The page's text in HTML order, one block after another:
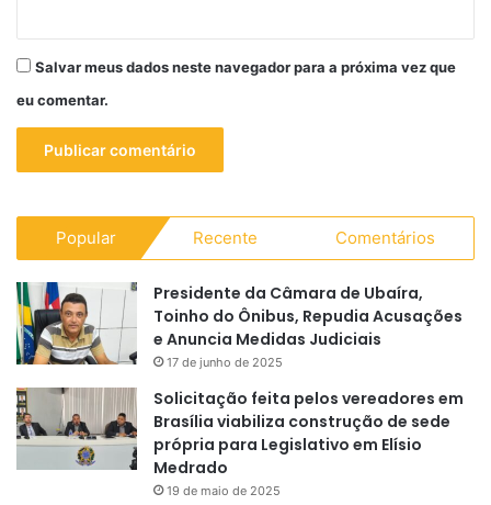
Salvar meus dados neste navegador para a próxima vez que
eu comentar.
Popular Recente Comentários
Presidente da Câmara de Ubaíra,
Toinho do Ônibus, Repudia Acusações
e Anuncia Medidas Judiciais
17 de junho de 2025
Solicitação feita pelos vereadores em
Brasília viabiliza construção de sede
própria para Legislativo em Elísio
Medrado
19 de maio de 2025